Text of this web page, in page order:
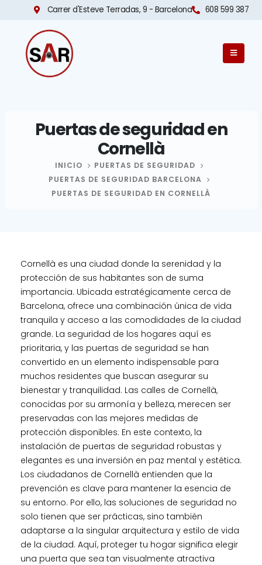
Carrer d'Esteve Terradas, 9 - Barcelona​ 608 599 387
Puertas de seguridad en
Cornellà
INICIO
PUERTAS DE SEGURIDAD
PUERTAS DE SEGURIDAD BARCELONA
PUERTAS DE SEGURIDAD EN CORNELLÀ
Cornellà es una ciudad donde la serenidad y la
protección de sus habitantes son de suma
importancia. Ubicada estratégicamente cerca de
Barcelona, ofrece una combinación única de vida
tranquila y acceso a las comodidades de la ciudad
grande. La seguridad de los hogares aquí es
prioritaria, y las puertas de seguridad se han
convertido en un elemento indispensable para
muchos residentes que buscan asegurar su
bienestar y tranquilidad. Las calles de Cornellà,
conocidas por su armonía y belleza, merecen ser
preservadas con las mejores medidas de
protección disponibles. En este contexto, la
instalación de puertas de seguridad robustas y
elegantes es una inversión en paz mental y estética.
Los ciudadanos de Cornellà entienden que la
prevención es clave para mantener la esencia de
su entorno. Por ello, las soluciones de seguridad no
solo tienen que ser prácticas, sino también
adaptarse a la singular arquitectura y estilo de vida
de la ciudad. Aquí, proteger tu hogar significa elegir
una puerta que sea tan visualmente atractiva